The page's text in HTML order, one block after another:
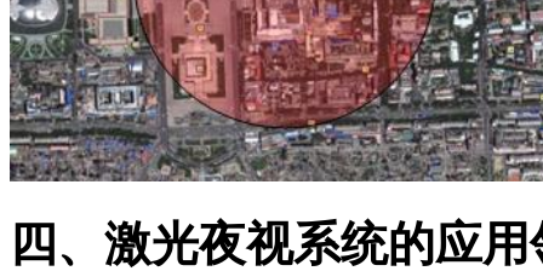
四、激光夜视系统的应用